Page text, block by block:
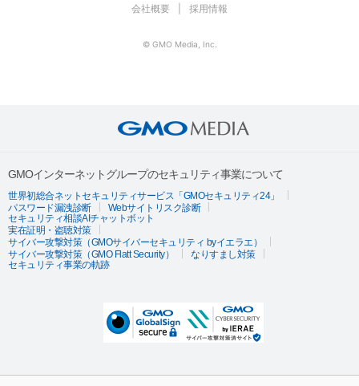
会社概要 採用情報
© GMO Media, Inc.
GMOインターネットグループのセキュリティ事業について
世界初総合ネットセキュリティサービス「GMOセキュリティ24」
パスワード漏洩診断
Webサイトリスク診断
セキュリティ相談AIチャットボット
実在証明・盗聴対策
サイバー攻撃対策（GMOサイバーセキュリティ byイエラエ）
サイバー攻撃対策（GMO Flatt Security）
なりすまし対策
セキュリティ事業の軌跡